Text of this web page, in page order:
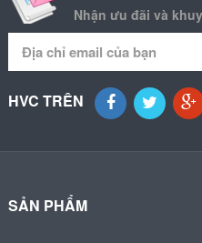
Nhận ưu đãi và
HVC TRÊN
SẢN PHẨM